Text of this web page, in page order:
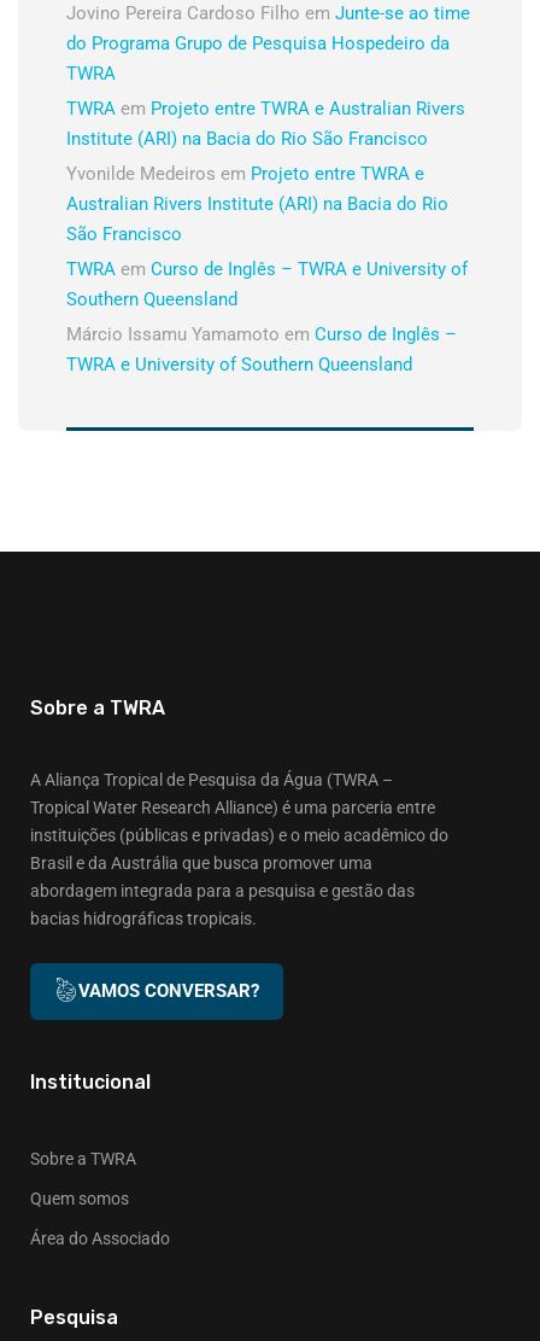
Jovino Pereira Cardoso Filho em Junte-se ao time
do Programa Grupo de Pesquisa Hospedeiro da
TWRA
TWRA em Projeto entre TWRA e Australian Rivers
Institute (ARI) na Bacia do Rio São Francisco
Yvonilde Medeiros em Projeto entre TWRA e
Australian Rivers Institute (ARI) na Bacia do Rio
São Francisco
TWRA em Curso de Inglês – TWRA e University of
Southern Queensland
Márcio Issamu Yamamoto em Curso de Inglês –
TWRA e University of Southern Queensland
Sobre a TWRA
A Aliança Tropical de Pesquisa da Água (TWRA –
Tropical Water Research Alliance) é uma parceria entre
instituições (públicas e privadas) e o meio acadêmico do
Brasil e da Austrália que busca promover uma
abordagem integrada para a pesquisa e gestão das
bacias hidrográficas tropicais.
VAMOS CONVERSAR?
Institucional
Sobre a TWRA
Quem somos
Área do Associado
Pesquisa